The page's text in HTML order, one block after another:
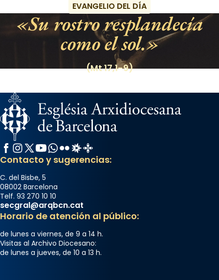
EVANGELIO DEL DÍA
Su rostro resplandecía
como el sol.
(Mt 17,1-9)
Facebook
Instagram
X / Twitter
YouTube
WhatsApp
FlickrRadio Estel
Catalunya Cristiana
Contacto y sugerencias:
C. del Bisbe, 5
08002 Barcelona
Telf. 93 270 10 10
secgral@arqbcn.cat
Horario de atención al público:
de lunes a viernes, de 9 a 14 h.
Visitas al Archivo Diocesano:
de lunes a jueves, de 10 a 13 h.